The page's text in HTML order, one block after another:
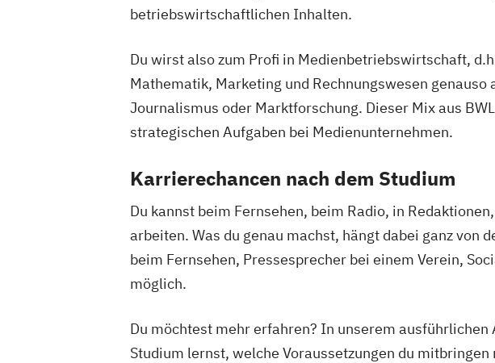
betriebswirtschaftlichen Inhalten.
Du wirst also zum Profi in Medienbetriebswirtschaft,
Mathematik, Marketing und Rechnungswesen
Journalismus oder Marktforschung. Dieser Mix aus
strategischen Aufgaben bei Medienunternehmen.
Karrierechancen nach dem Studium
Du kannst beim Fernsehen, beim Radio, in
arbeiten. Was du genau machst, hängt dabei ganz von
beim Fernsehen, Pressesprecher bei einem Verein,
möglich.
Du möchtest mehr erfahren? In unserem ausführlichen
Studium lernst, welche Voraussetzungen du